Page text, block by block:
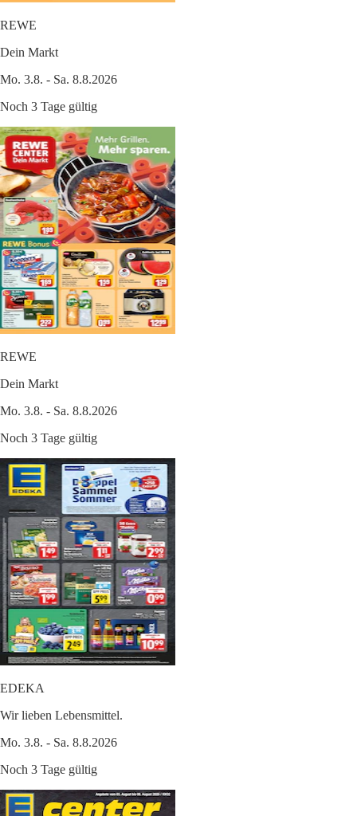
REWE
Dein Markt
Mo. 3.8. - Sa. 8.8.2026
Noch 3 Tage gültig
REWE
Dein Markt
Mo. 3.8. - Sa. 8.8.2026
Noch 3 Tage gültig
EDEKA
Wir lieben Lebensmittel.
Mo. 3.8. - Sa. 8.8.2026
Noch 3 Tage gültig